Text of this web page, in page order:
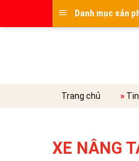
Danh mục sản
Trang chủ »
XE NÂNG